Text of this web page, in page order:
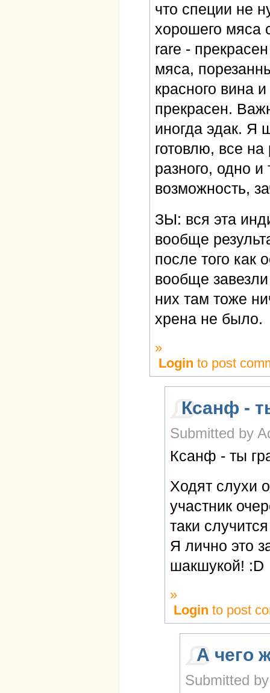
что специи не
хорошего мяса
rare -
мяса,
красного вина
прекрасен.
иногда эдак. Я
готовлю, все
разного, одно
возможность,
ЗЫ: вся эта
вообще
после того
вообще
них там тоже
хрена не было.
»
Login to post
Ксанф -
Submitted by
Ксанф - ты
Ходят слухи
участник
таки
Я лично это
шакшукой! :D
»
Login to post
А чего
Submitted